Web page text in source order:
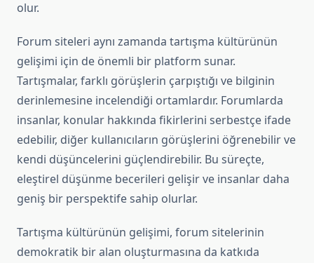
olur.
Forum siteleri aynı zamanda tartışma kültürünün
gelişimi için de önemli bir platform sunar.
Tartışmalar, farklı görüşlerin çarpıştığı ve bilginin
derinlemesine incelendiği ortamlardır. Forumlarda
insanlar, konular hakkında fikirlerini serbestçe ifade
edebilir, diğer kullanıcıların görüşlerini öğrenebilir ve
kendi düşüncelerini güçlendirebilir. Bu süreçte,
eleştirel düşünme becerileri gelişir ve insanlar daha
geniş bir perspektife sahip olurlar.
Tartışma kültürünün gelişimi, forum sitelerinin
demokratik bir alan oluşturmasına da katkıda